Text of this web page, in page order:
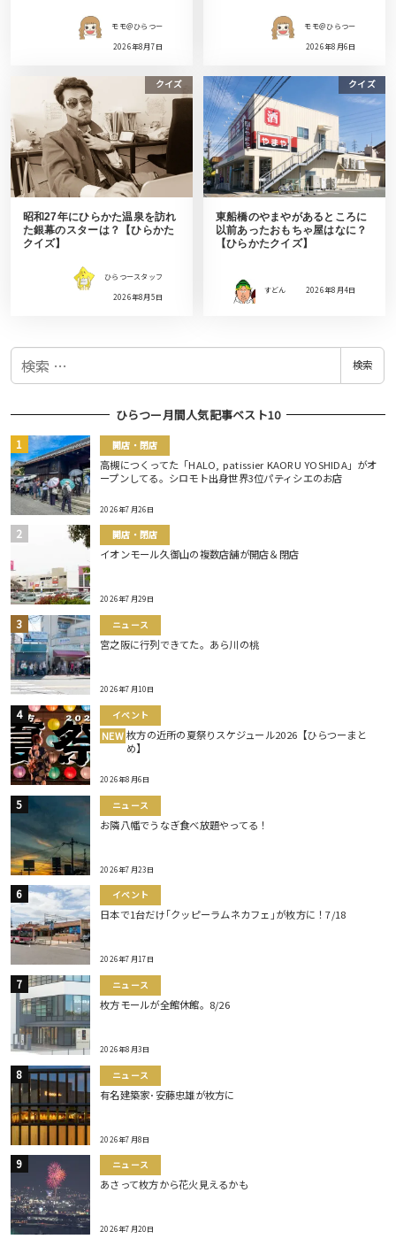
モモ＠ひらつー
2026年8月7日
モモ＠ひらつー
2026年8月6日
クイズ
昭和27年にひらかた温泉を訪れ
た銀幕のスターは？【ひらかた
クイズ】
ひらつースタッフ
2026年8月5日
クイズ
東船橋のやまやがあるところに
以前あったおもちゃ屋はなに？
【ひらかたクイズ】
すどん 2026年8月4日
検
検索
ひらつー月間人気記事ベスト10
開店・閉店
高槻につくってた「HALO, patissier KAORU YOSHIDA」がオ
ープンしてる。シロモト出身世界3位パティシエのお店
2026年7月26日
開店・閉店
イオンモール久御山の複数店舗が開店＆閉店
2026年7月29日
ニュース
宮之阪に行列できてた。あら川の桃
2026年7月10日
イベント
NEW 枚方の近所の夏祭りスケジュール2026【ひらつーまと
め】
2026年8月6日
ニュース
お隣八幡でうなぎ食べ放題やってる！
2026年7月23日
イベント
日本で1台だけ｢クッピーラムネカフェ｣が枚方に！7/18
2026年7月17日
ニュース
枚方モールが全館休館。8/26
2026年8月3日
ニュース
有名建築家･安藤忠雄が枚方に
2026年7月8日
ニュース
あさって枚方から花火見えるかも
2026年7月20日